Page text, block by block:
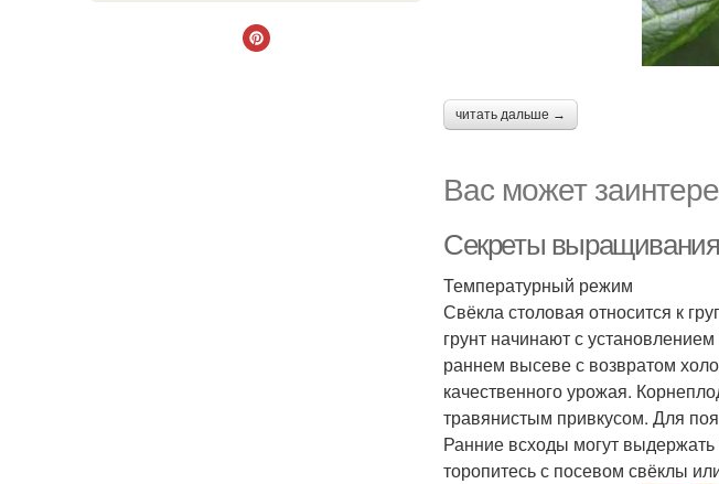
читать дальше →
Вас может
Секреты выращивания
Температурный режим
Свёкла столовая относится к
грунт начинают с
раннем высеве с возвратом
качественного урожая.
травянистым привкусом. Для
Ранние всходы могут
торопитесь с посевом свёклы